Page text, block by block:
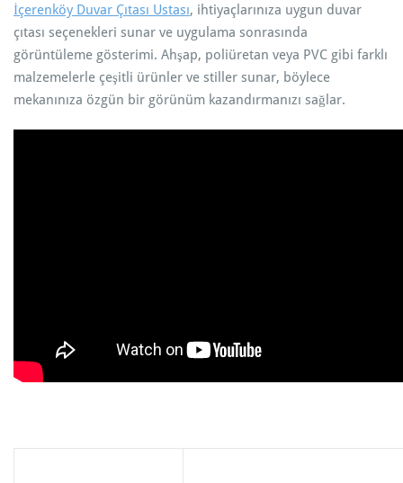
İçerenköy Duvar Çıtası Ustası, ihtiyaçlarınıza uygun duvar
çıtası seçenekleri sunar ve uygulama sonrasında
görüntüleme gösterimi. Ahşap, poliüretan veya PVC gibi farklı
malzemelerle çeşitli ürünler ve stiller sunar, böylece
mekanınıza özgün bir görünüm kazandırmanızı sağlar.